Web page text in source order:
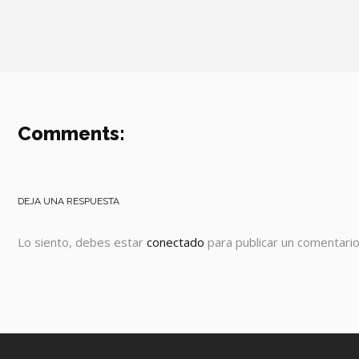
Comments:
DEJA UNA RESPUESTA
Lo siento, debes estar conectado para publicar un